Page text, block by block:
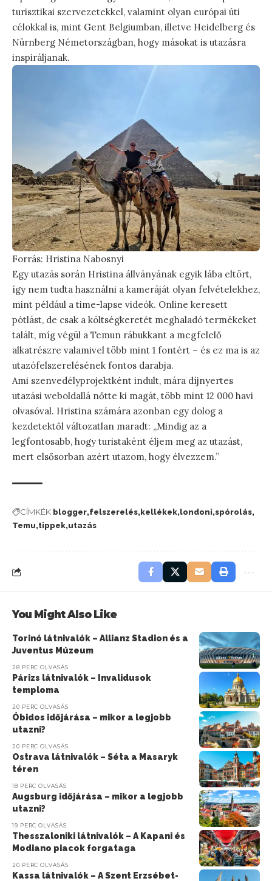
turisztikai szervezetekkel, valamint olyan európai úti
célokkal is, mint Gent Belgiumban, illetve Heidelberg és
Nürnberg Németországban, hogy másokat is utazásra
inspiráljanak.
Forrás: Hristina Nabosnyi
Egy utazás során Hristina állványának egyik lába eltört,
így nem tudta használni a kameráját olyan felvételekhez,
mint például a time-lapse videók. Online keresett
pótlást, de csak a költségkeretét meghaladó termékeket
talált, míg végül a Temun rábukkant a megfelelő
alkatrészre valamivel több mint 1 fontért – és ez ma is az
utazófelszerelésének fontos darabja.
Ami szenvedélyprojektként indult, mára díjnyertes
utazási weboldallá nőtte ki magát, több mint 12 000 havi
olvasóval. Hristina számára azonban egy dolog a
kezdetektől változatlan maradt: „Mindig az a
legfontosabb, hogy turistaként éljem meg az utazást,
mert elsősorban azért utazom, hogy élvezzem.”
CÍMKÉK blogger felszerelés kellékek londoni spórolás
Temu tippek utazás
You Might Also Like
Torinó látnivalók – Allianz Stadion és a
Juventus Múzeum
28 PERC OLVASÁS
Párizs látnivalók – Invalidusok
temploma
20 PERC OLVASÁS
Óbidos időjárása – mikor a legjobb
utazni?
20 PERC OLVASÁS
Ostrava látnivalók – Séta a Masaryk
téren
18 PERC OLVASÁS
Augsburg időjárása – mikor a legjobb
utazni?
19 PERC OLVASÁS
Thesszaloniki látnivalók – A Kapani és
Modiano piacok forgataga
20 PERC OLVASÁS
Kassa látnivalók – A Szent Erzsébet-